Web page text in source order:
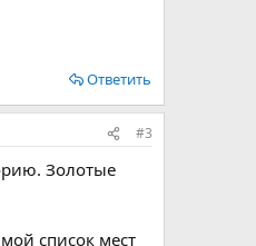
Ответить
#3
Золотые
список мест